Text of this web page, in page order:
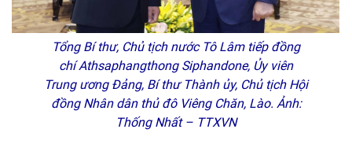
Tổng Bí thư, Chủ tịch nước Tô Lâm tiếp đồng
chí Athsaphangthong Siphandone, Ủy viên
Trung ương Đảng, Bí thư Thành ủy, Chủ tịch Hội
đồng Nhân dân thủ đô Viêng Chăn, Lào. Ảnh:
Thống Nhất – TTXVN